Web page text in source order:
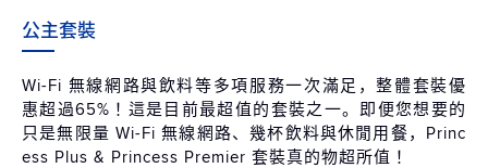
公主套裝
Wi-Fi 無線網路與飲料等多項服務一次滿足，整體套裝優
惠超過65%！這是目前最超值的套裝之一。即便您想要的
只是無限量 Wi-Fi 無線網路、幾杯飲料與休閒用餐，Princ
ess Plus & Princess Premier 套裝真的物超所值！